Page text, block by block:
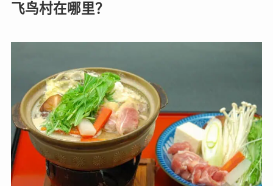
飞鸟村在哪里？